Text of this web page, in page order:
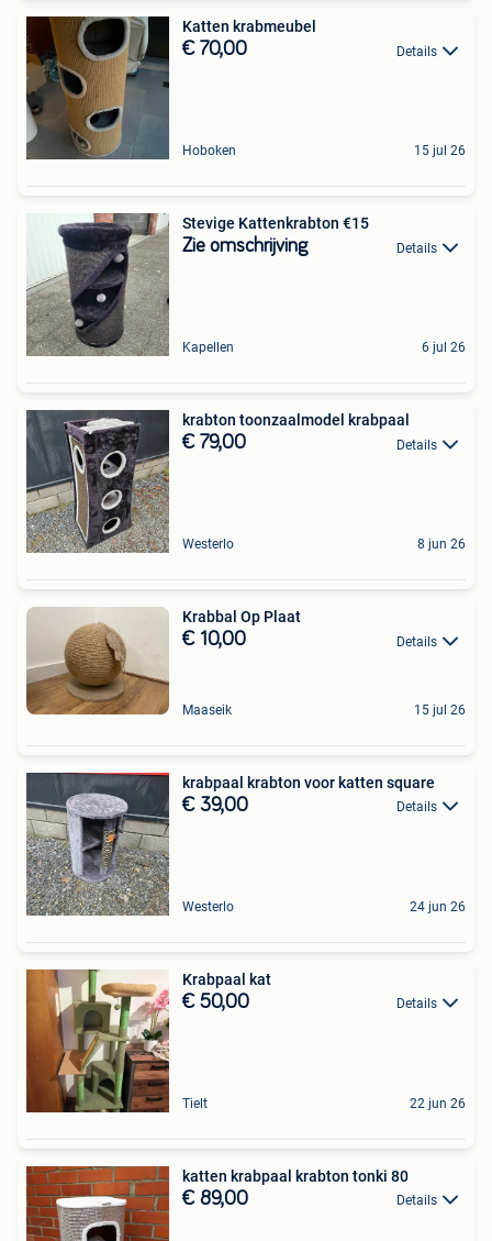
Katten krabmeubel
€ 70,00 Details
Hoboken 15 jul 26
Stevige Kattenkrabton €15
Zie omschrijving Details
Kapellen 6 jul 26
krabton toonzaalmodel krabpaal
€ 79,00 Details
Westerlo 8 jun 26
Krabbal Op Plaat
€ 10,00 Details
Maaseik 15 jul 26
krabpaal krabton voor katten square
€ 39,00 Details
Westerlo 24 jun 26
Krabpaal kat
€ 50,00 Details
Tielt 22 jun 26
katten krabpaal krabton tonki 80
€ 89,00 Details